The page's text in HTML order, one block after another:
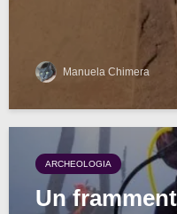
Manuela Chimera
ARCHEOLOGIA
Un